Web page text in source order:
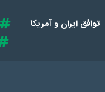
توافق ایران و آمریکا